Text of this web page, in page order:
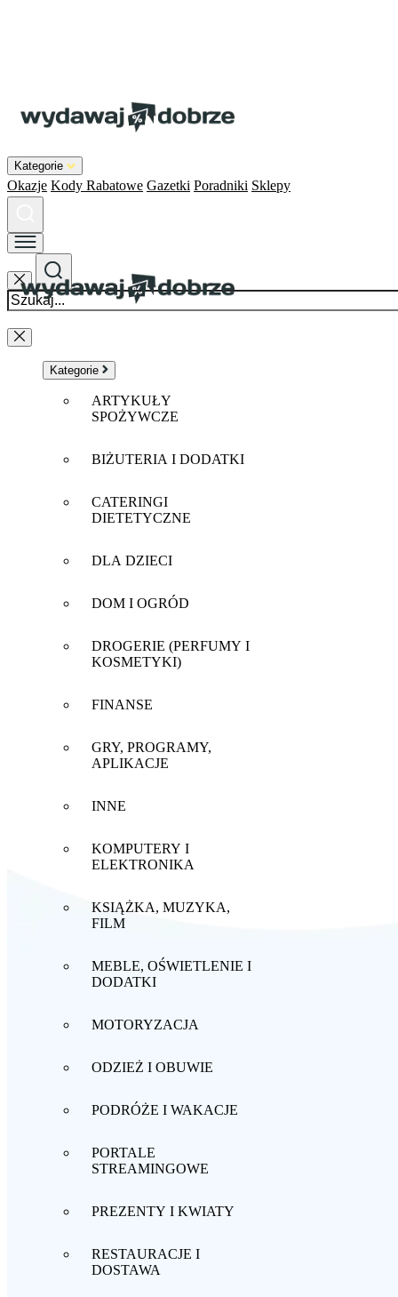
Kategorie
Okazje Kody Rabatowe Gazetki Poradniki Sklepy
Kategorie
ARTYKUŁY
SPOŻYWCZE
BIŻUTERIA I DODATKI
CATERINGI
DIETETYCZNE
DLA DZIECI
DOM I OGRÓD
DROGERIE (PERFUMY I
KOSMETYKI)
FINANSE
GRY, PROGRAMY,
APLIKACJE
INNE
KOMPUTERY I
ELEKTRONIKA
KSIĄŻKA, MUZYKA,
FILM
MEBLE, OŚWIETLENIE I
DODATKI
MOTORYZACJA
ODZIEŻ I OBUWIE
PODRÓŻE I WAKACJE
PORTALE
STREAMINGOWE
PREZENTY I KWIATY
RESTAURACJE I
DOSTAWA